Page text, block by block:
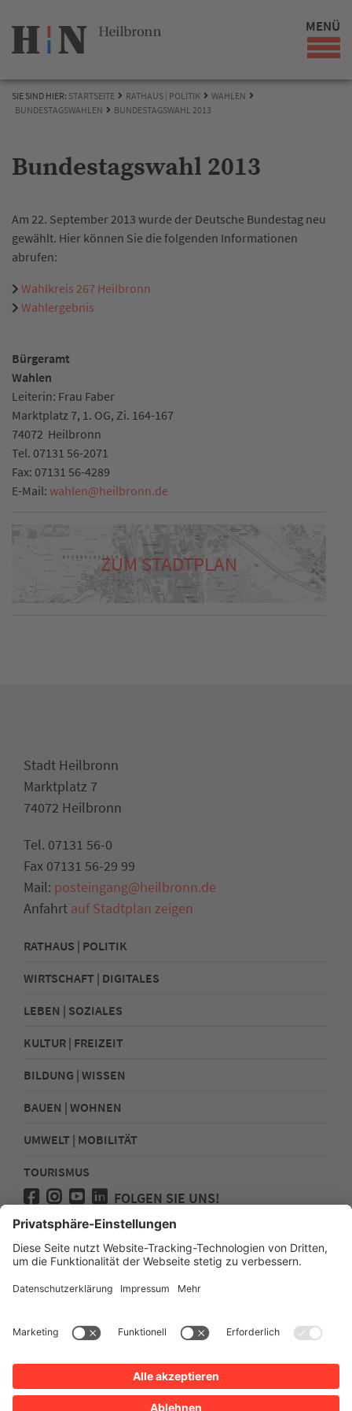
MENÜ
SIE SIND HIER: STARTSEITE RATHAUS | POLITIK
WAHLEN
BUNDESTAGSWAHLEN
BUNDESTAGSWAHL 2013
Bundestagswahl 2013
Am 22. September 2013 wurde der Deutsche Bundestag neu
gewählt. Hier können Sie die folgenden Informationen
abrufen:
Wahlkreis 267 Heilbronn
Wahlergebnis
Bürgeramt
Wahlen
Leiterin: Frau Faber
Marktplatz 7, 1. OG, Zi. 164-167
74072 Heilbronn
Tel. 07131 56-2071
Fax: 07131 56-4289
E-Mail: wahlen@heilbronn.de
ZUM STADTPLAN
Stadt Heilbronn
Marktplatz 7
74072 Heilbronn
Tel. 07131 56-0
Fax 07131 56-29 99
Mail: posteingang@heilbronn.de
Anfahrt auf Stadtplan zeigen
RATHAUS | POLITIK
WIRTSCHAFT | DIGITALES
LEBEN | SOZIALES
KULTUR | FREIZEIT
BILDUNG | WISSEN
BAUEN | WOHNEN
UMWELT | MOBILITÄT
TOURISMUS
FOLGEN SIE UNS!
Presse
Kontakt
Impressum
Sitemap